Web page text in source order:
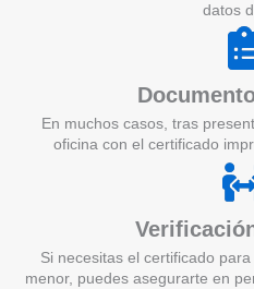
datos
En muchos casos, tras
oficina con el certificado
Si necesitas el certificado
menor, puedes asegurarte en